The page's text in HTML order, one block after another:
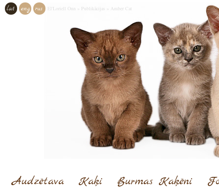
lat eng rus El'Loriell Onn Publikācijas Amber Cat
Audzētava Kaķi Burmas Kaķēni